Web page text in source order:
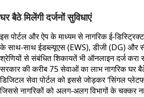
घर बैठे मिलेंगी दर्जनों सुविधाएं
इस पोर्टल और ऐप के माध्यम से नागरिक ई-
के साथ-साथ ईडब्ल्यूएस (EWS), डीजी (DG) और
श्रेणियों से संबंधित शिकायतें भी ऑनलाइन दर्ज
सरकार की करीब 75 सेवाओं का लाभ नागरिक घर
डिजिटल सेवा पोर्टल को इससे जोड़कर ‘सिंगल
जिससे नागरिकों को अलग-अलग विभागों के चक्कर